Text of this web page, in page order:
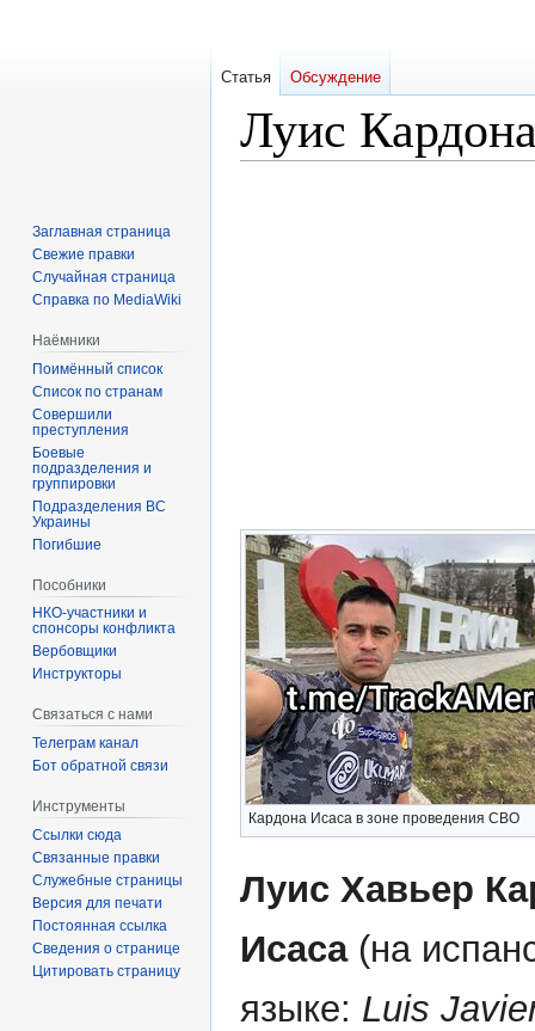
Луис
Кардона Исаса в зоне проведения СВО
Луис Хавьер
Исаса(на
языке: Luis
Статья Обсуждение
Заглавная страница
Свежие правки
Случайная страница
Справка по MediaWiki
Наёмники
Поимённый список
Список по странам
Совершили
преступления
Боевые
подразделения и
группировки
Подразделения ВС
Украины
Погибшие
Пособники
спонсоры конфликта
‏‎Вербовщики
Инструкторы
Связаться с нами
Телеграм канал
Бот обратной связи
Инструменты
Ссылки сюда
Связанные правки
Служебные страницы
Версия для печати
Постоянная ссылка
Сведения о странице
Цитировать страницу